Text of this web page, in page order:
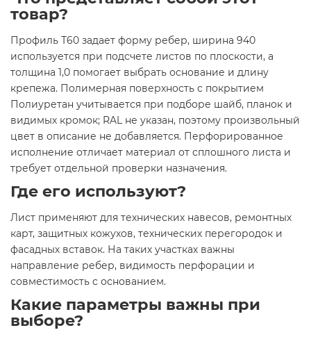
товар?
Профиль Т60 задает форму ребер, ширина 940
используется при подсчете листов по плоскости, а
толщина 1,0 помогает выбрать основание и длину
крепежа. Полимерная поверхность с покрытием
Полиуретан учитывается при подборе шайб, планок и
видимых кромок; RAL не указан, поэтому произвольный
цвет в описание не добавляется. Перфорированное
исполнение отличает материал от сплошного листа и
требует отдельной проверки назначения.
Где его используют?
Лист применяют для технических навесов, ремонтных
карт, защитных кожухов, технических перегородок и
фасадных вставок. На таких участках важны
направление ребер, видимость перфорации и
совместимость с основанием.
Какие параметры важны при
выборе?